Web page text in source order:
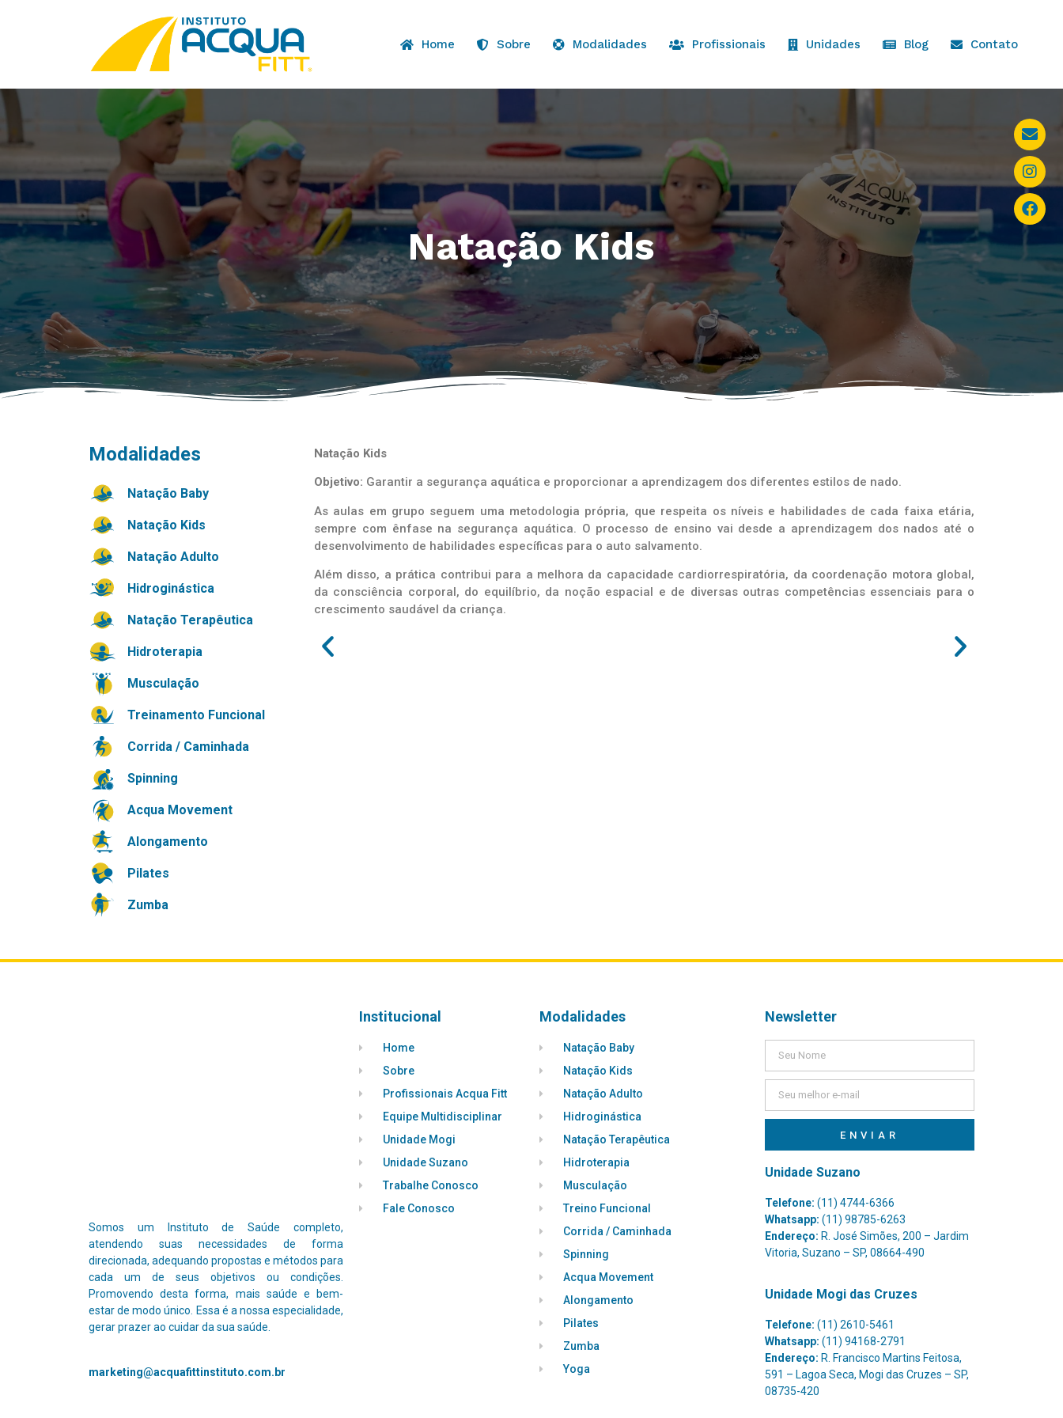
Home Sobre Modalidades Profissionais Unidades Blog Contato
Natação Kids
Modalidades
Natação Baby
Natação Kids
Natação Adulto
Hidroginástica
Natação Terapêutica
Hidroterapia
Musculação
Treinamento Funcional
Corrida / Caminhada
Spinning
Acqua Movement
Alongamento
Pilates
Zumba
Natação Kids
Objetivo: Garantir a segurança aquática e proporcionar a aprendizagem dos diferentes estilos de nado.
As aulas em grupo seguem uma metodologia própria, que respeita os níveis e habilidades de cada faixa etária,
sempre com ênfase na segurança aquática. O processo de ensino vai desde a aprendizagem dos nados até o
desenvolvimento de habilidades específicas para o auto salvamento.
Além disso, a prática contribui para a melhora da capacidade cardiorrespiratória, da coordenação motora global,
da consciência corporal, do equilíbrio, da noção espacial e de diversas outras competências essenciais para o
crescimento saudável da criança.
Somos um Instituto de Saúde completo,
atendendo suas necessidades de forma
direcionada, adequando propostas e métodos para
cada um de seus objetivos ou condições.
Promovendo desta forma, mais saúde e bem-
estar de modo único.
Essa é a nossa especialidade,
gerar prazer ao cuidar da sua saúde.
marketing@acquafittinstituto.com.br
Institucional
Home
Sobre
Profissionais Acqua Fitt
Equipe Multidisciplinar
Unidade Mogi
Unidade Suzano
Trabalhe Conosco
Fale Conosco
Modalidades
Natação Baby
Natação Kids
Natação Adulto
Hidroginástica
Natação Terapêutica
Hidroterapia
Musculação
Treino Funcional
Corrida / Caminhada
Spinning
Acqua Movement
Alongamento
Pilates
Zumba
Yoga
Newsletter
ENVIAR
Unidade Suzano
Telefone: (11) 4744-6366
Whatsapp: (11) 98785-6263
Endereço: R. José Simões, 200 – Jardim
Vitoria, Suzano – SP, 08664-490
Unidade Mogi das Cruzes
Telefone: (11) 2610-5461
Whatsapp: (11) 94168-2791
Endereço: R. Francisco Martins Feitosa,
591 – Lagoa Seca, Mogi das Cruzes – SP,
08735-420